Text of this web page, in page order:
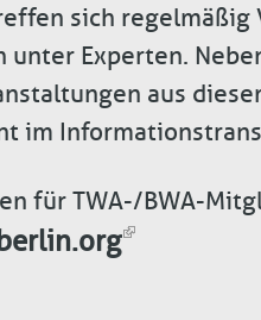
sich
unter Experten.
aus
im
für TWA-/BWA-